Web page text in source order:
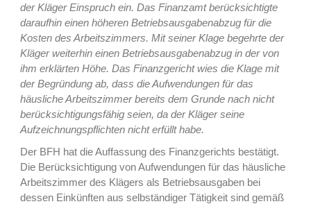
der Kläger Einspruch ein. Das Finanzamt berücksichtigte
daraufhin einen höheren Betriebsausgabenabzug für die
Kosten des Arbeitszimmers. Mit seiner Klage begehrte der
Kläger weiterhin einen Betriebsausgabenabzug in der von
ihm erklärten Höhe. Das Finanzgericht wies die Klage mit
der Begründung ab, dass die Aufwendungen für das
häusliche Arbeitszimmer bereits dem Grunde nach nicht
berücksichtigungsfähig seien, da der Kläger seine
Aufzeichnungspflichten nicht erfüllt habe.
Der BFH hat die Auffassung des Finanzgerichts bestätigt.
Die Berücksichtigung von Aufwendungen für das häusliche
Arbeitszimmer des Klägers als Betriebsausgaben bei
dessen Einkünften aus selbständiger Tätigkeit sind gemäß